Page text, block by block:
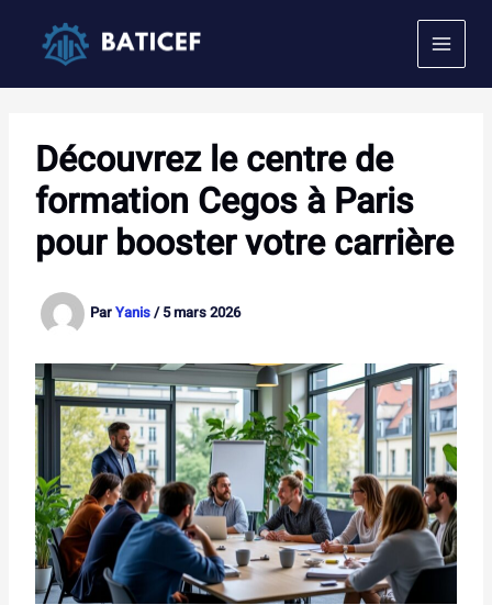
contenu
Découvrez le centre de
formation Cegos à Paris
pour booster votre carrière
ParYanis/5 mars 2026